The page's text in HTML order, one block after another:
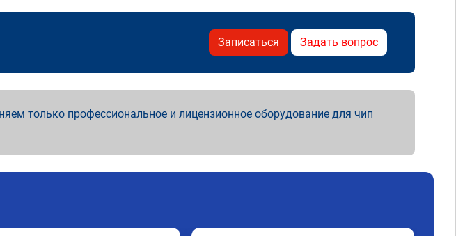
Записаться Задать вопрос
только профессиональное и лицензионное оборудование для чип